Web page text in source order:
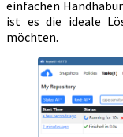
einfachen
ist es die ideale
möchten.